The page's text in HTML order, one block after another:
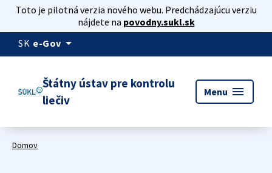
Toto je pilotná verzia nového webu. Predchádzajúcu verziu
nájdete na povodny.sukl.sk
SK e-Gov arrow_drop_down
Štátny ústav pre kontrolu
liečiv
Menu menu
Domov